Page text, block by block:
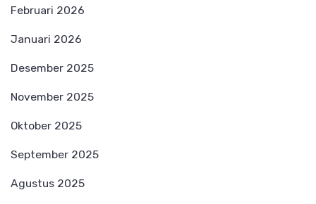
Februari 2026
Januari 2026
Desember 2025
November 2025
Oktober 2025
September 2025
Agustus 2025